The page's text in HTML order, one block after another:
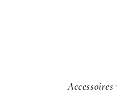
Accessoires